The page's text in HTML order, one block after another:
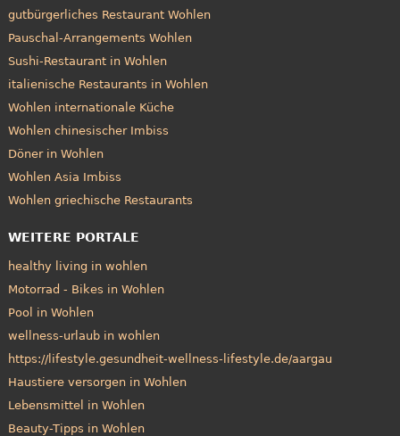
gutbürgerliches Restaurant Wohlen
Pauschal-Arrangements Wohlen
Sushi-Restaurant in Wohlen
italienische Restaurants in Wohlen
Wohlen internationale Küche
Wohlen chinesischer Imbiss
Döner in Wohlen
Wohlen Asia Imbiss
Wohlen griechische Restaurants
WEITERE PORTALE
healthy living in wohlen
Motorrad - Bikes in Wohlen
Pool in Wohlen
wellness-urlaub in wohlen
https://lifestyle.gesundheit-wellness-lifestyle.de/aargau
Haustiere versorgen in Wohlen
Lebensmittel in Wohlen
Beauty-Tipps in Wohlen